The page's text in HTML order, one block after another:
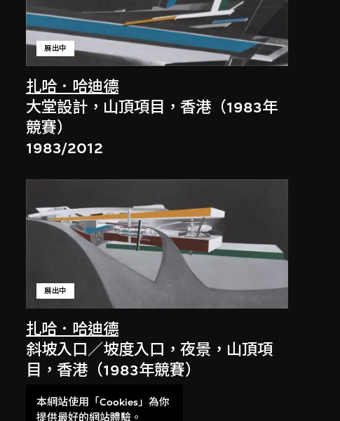
扎哈．哈迪德
展出中
大堂設計，山頂項目，香港（1983年
競賽）
1983/2012
扎哈．哈迪德
展出中
斜坡入口／坡度入口，夜景，山頂項
目，香港（1983年競賽）
本網站使用「Cookies」為你
提供最好的網站體驗。